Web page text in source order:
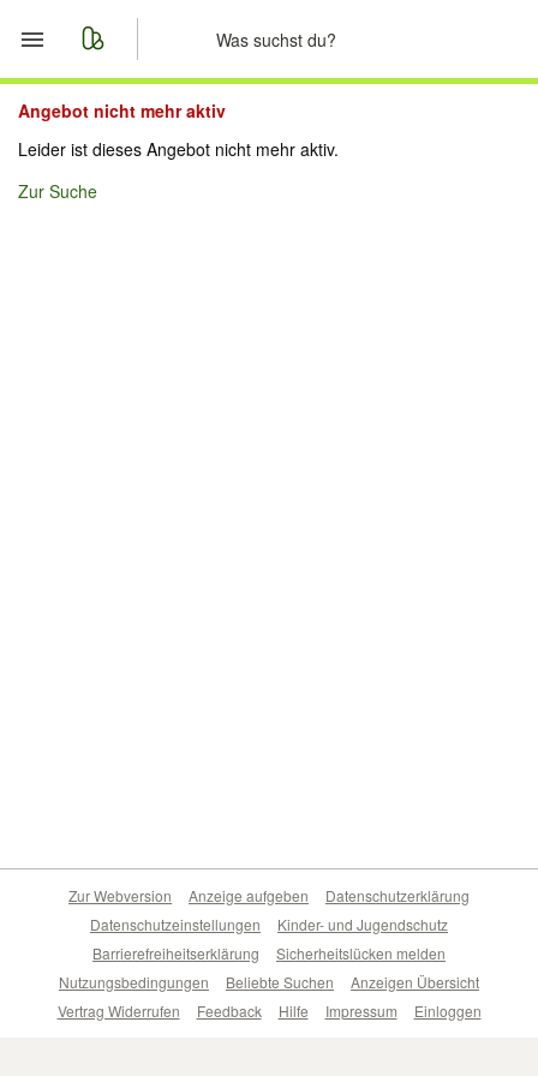
Start
Angebot nicht mehr aktiv
Leider ist dieses Angebot nicht mehr aktiv.
Zur Suche
Zur Webversion Anzeige aufgeben
Datenschutzerklärung
Datenschutzeinstellungen
Kinder- und Jugendschutz
Barrierefreiheitserklärung
Sicherheitslücken melden
Nutzungsbedingungen
Beliebte Suchen
Anzeigen Übersicht
Vertrag Widerrufen
Feedback Hilfe Impressum Einloggen